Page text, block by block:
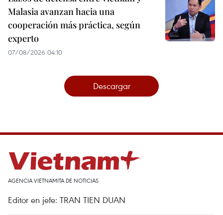
Malasia avanzan hacia una
cooperación más práctica, según
experto
07/08/2026 04:10
Descargar
AGENCIA VIETNAMITA DE NOTICIAS
Editor en jefe: TRAN TIEN DUAN